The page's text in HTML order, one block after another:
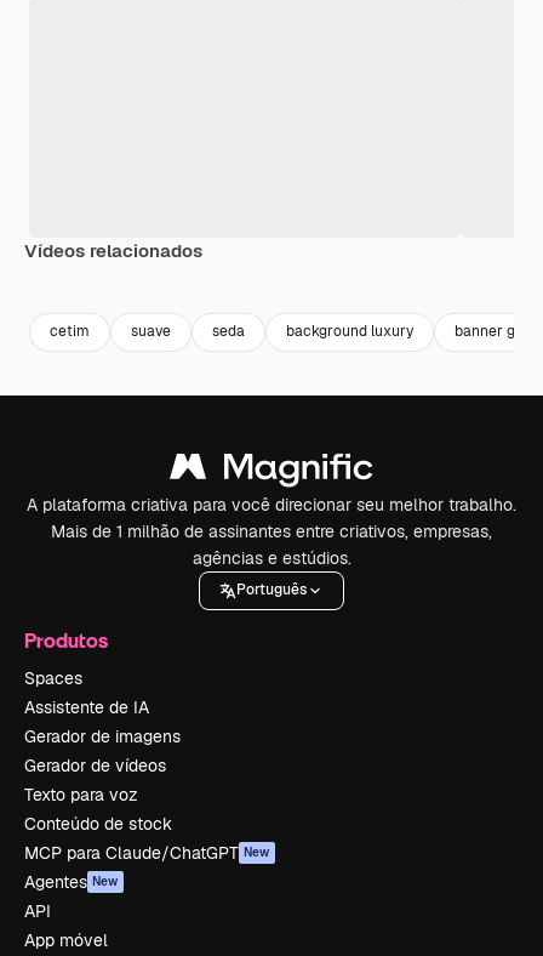
Vídeos relacionados
cetim suave seda background luxury banner
A plataforma criativa para você direcionar seu melhor trabalho.
Mais de 1 milhão de assinantes entre criativos, empresas,
agências e estúdios.
Português
Produtos
Spaces
Assistente de IA
Gerador de imagens
Gerador de vídeos
Texto para voz
Conteúdo de stock
MCP para Claude/ChatGPT New
Agentes New
API
App móvel